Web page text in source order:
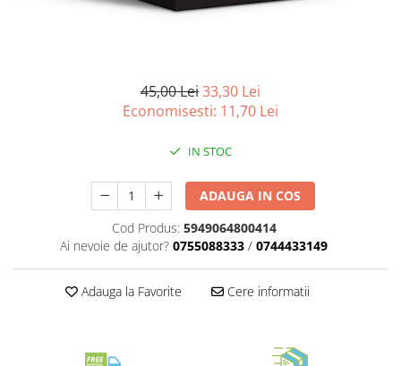
Portofolii/ Clasoare pentru carti
Merch Lex Hobby Store
Tricouri
45,00 Lei33,30 Lei
Economisesti: 11,70 Lei
IN STOC
ADAUGA IN COS
Cod Produs: 5949064800414
Ai nevoie de ajutor? 0755088333 / 0744433149
Adauga la Favorite Cere informatii